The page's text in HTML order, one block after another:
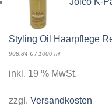
Styling Oil Haarpflege
908,84 € / 1000 ml
inkl. 19 % MwSt.
zzgl. Versandkosten